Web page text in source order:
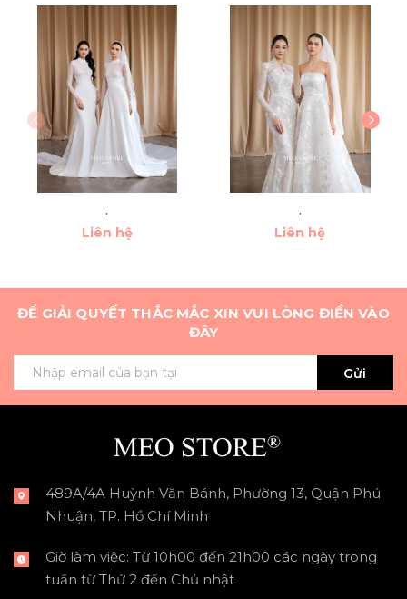
.
Liên hệ
.
Liên hệ
ĐỂ GIẢI QUYẾT THẮC MẮC XIN VUI LÒNG ĐIỀN VÀO
ĐÂY
Gửi
489A/4A Huỳnh Văn Bánh, Phường 13, Quận Phú
Nhuận, TP. Hồ Chí Minh
Giờ làm việc: Từ 10h00 đến 21h00 các ngày trong
tuần từ Thứ 2 đến Chủ nhật